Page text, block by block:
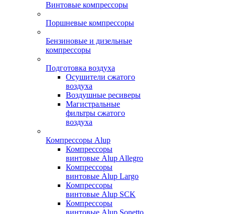
Винтовые компрессоры
Поршневые компрессоры
Бензиновые и дизельные
компрессоры
Подготовка воздуха
Осушители сжатого
воздуха
Воздушные ресиверы
Магистральные
фильтры сжатого
воздуха
Компрессоры Alup
Компрессоры
винтовые Alup Allegro
Компрессоры
винтовые Alup Largo
Компрессоры
винтовые Alup SCK
Компрессоры
винтовые Alup Sonetto